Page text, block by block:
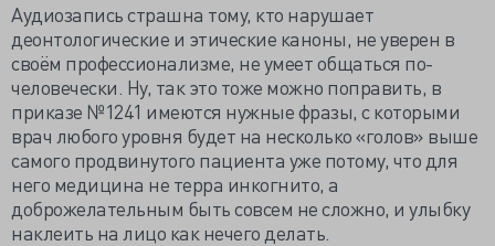
Аудиозапись страшна тому, кто нарушает
деонтологические и этические каноны, не уверен в
своём профессионализме, не умеет общаться по-
человечески. Ну, так это тоже можно поправить, в
приказе №1241 имеются нужные фразы, с которыми
врач любого уровня будет на несколько «голов» выше
самого продвинутого пациента уже потому, что для
него медицина не терра инкогнито, а
доброжелательным быть совсем не сложно, и улыбку
наклеить на лицо как нечего делать.